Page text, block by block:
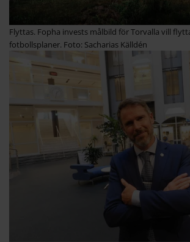
Flyttas. Fopha invests målbild för Torvalla vill
fotbollsplaner. Foto: Sacharias Källdén